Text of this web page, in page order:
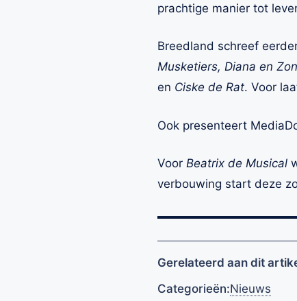
prachtige manier tot
Breedland schreef
Musketiers, Diana en
en Ciske de Rat. Voor
Ook presenteert
Voor Beatrix de Musical
verbouwing start deze
Gerelateerd aan dit
Categorieën:Nieuws